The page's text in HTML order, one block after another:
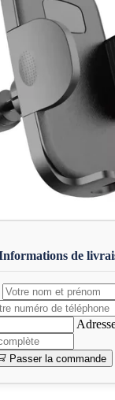
Passer la commande